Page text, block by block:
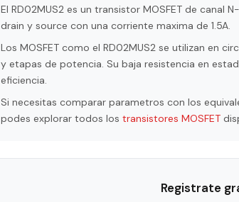
El RD02MUS2 es un transistor MOSFET de canal
drain y source con una corriente maxima de 1.5A.
Los MOSFET como el RD02MUS2 se utilizan en
y etapas de potencia. Su baja resistencia en
eficiencia.
Si necesitas comparar parametros con los
podes explorar todos los transistores MOSFET
Registrate